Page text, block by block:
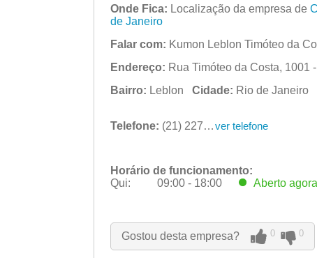
Onde Fica: Localização da empresa de
de Janeiro
Falar com: Kumon Leblon Timóteo da
Endereço: Rua Timóteo da Costa, 1001
Bairro: Leblon Cidade: Rio de Janeiro
Telefone: (21) 2274-5245 ver telefone
Horário de funcionamento:
Qui:
09:00 - 18:00 Aberto agora
Ter:
09:00 - 18:00
Qua:
09:00 - 18:00
Gostou desta empresa? 0 0